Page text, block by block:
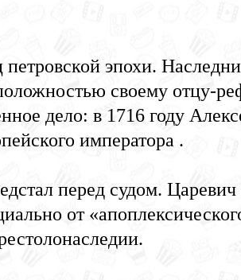
эпохи.
своему отцу-
дело: в 1716 году
императора .
перед судом. Царевич
от